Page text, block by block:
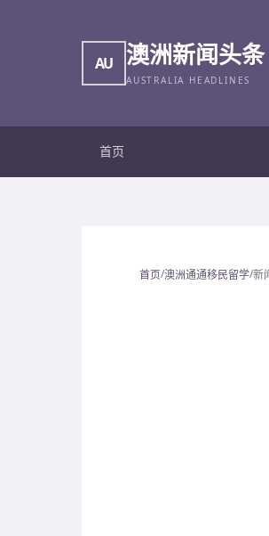
AU 澳洲新闻头条
AUSTRALIA HEADLINES
首页
首页/澳洲通通移民留学/新